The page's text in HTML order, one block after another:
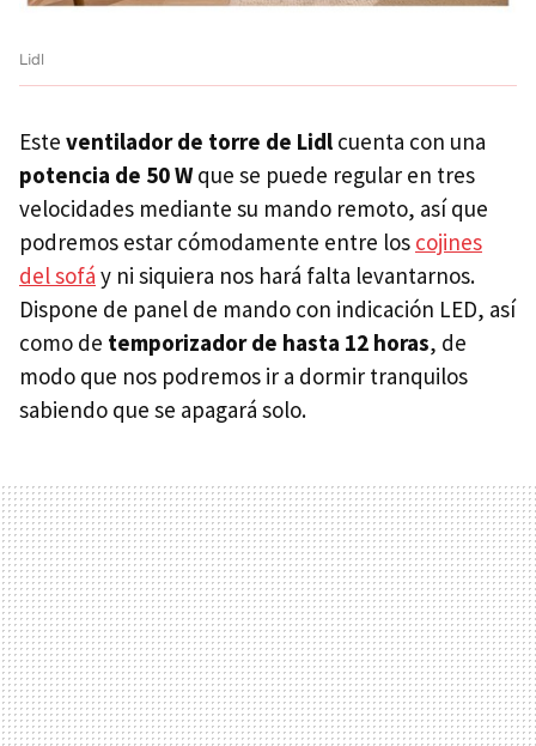
Lidl
Este ventilador de torre de Lidl cuenta con una
potencia de 50 Wque se puede regular en tres
velocidades mediante su mando remoto, así que
podremos estar cómodamente entre los cojines
del sofá y ni siquiera nos hará falta levantarnos.
Dispone de panel de mando con indicación LED, así
como de temporizador de hasta 12 horas, de
modo que nos podremos ir a dormir tranquilos
sabiendo que se apagará solo.